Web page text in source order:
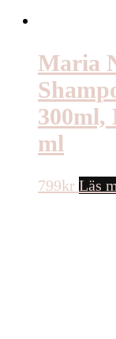
Maria
300ml,
ml
799kr Läs